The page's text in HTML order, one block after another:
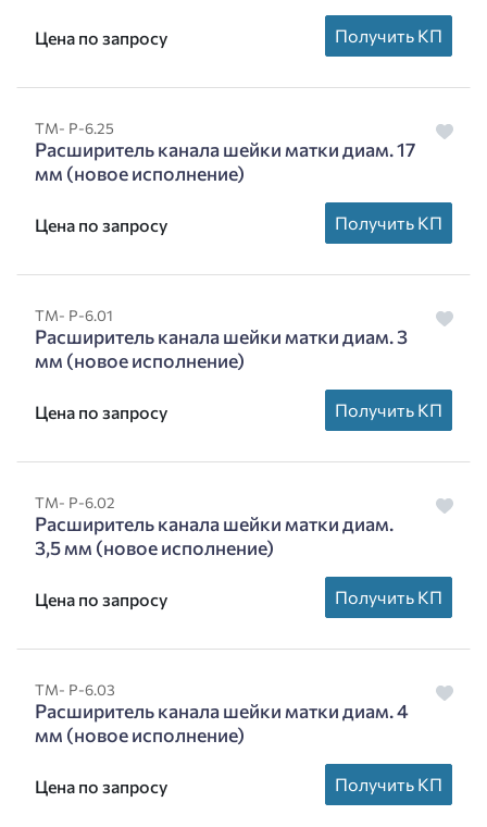
Цена по запросу Получить КП
ТМ- Р-6.25
Расширитель канала шейки матки диам. 17
мм (новое исполнение)
Цена по запросу Получить КП
ТМ- Р-6.01
Расширитель канала шейки матки диам. 3
мм (новое исполнение)
Цена по запросу Получить КП
ТМ- Р-6.02
Расширитель канала шейки матки диам.
3,5 мм (новое исполнение)
Цена по запросу Получить КП
ТМ- Р-6.03
Расширитель канала шейки матки диам. 4
мм (новое исполнение)
Цена по запросу Получить КП